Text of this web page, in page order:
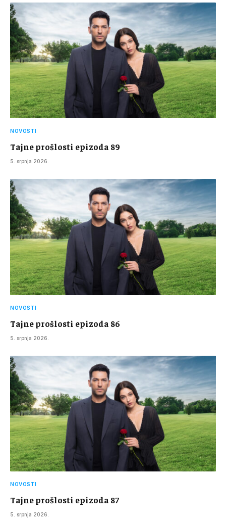
NOVOSTI
Tajne prošlosti epizoda 89
5. srpnja 2026.
NOVOSTI
Tajne prošlosti epizoda 86
5. srpnja 2026.
NOVOSTI
Tajne prošlosti epizoda 87
5. srpnja 2026.